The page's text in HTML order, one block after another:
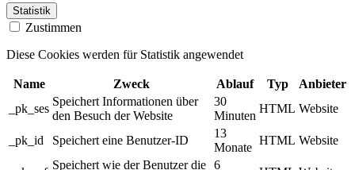
Statistik
Zustimmen
Diese Cookies werden für Statistik angewendet
Name Zweck Ablauf Typ
Anbieter
_pk_ses
Speichert Informationen über
den Besuch der Website
30
Minuten
HTML Website
_pk_id Speichert eine Benutzer-ID
13
Monate
HTML Website
Speichert wie der Benutzer die 6